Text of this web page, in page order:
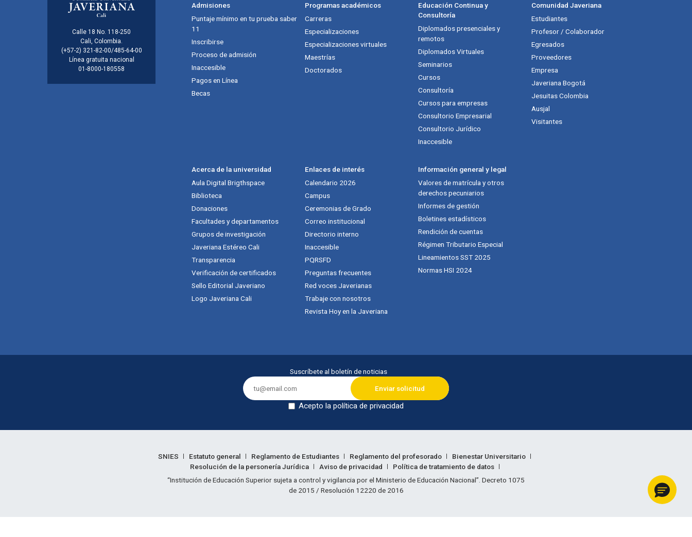
Información de la institución
Calle 18 No. 118-250
Cali, Colombia.
(+57-2) 321-82-00/485-64-00
Línea gratuita nacional
01-8000-180558
Admisiones
Puntaje mínimo en tu prueba saber
11
Inscribirse
Proceso de admisión
Inaccesible
Pagos en Línea
Becas
Programas académicos
Carreras
Especializaciones
Especializaciones virtuales
Maestrías
Doctorados
Educación Continua y
Consultoría
Diplomados presenciales y
remotos
Diplomados Virtuales
Seminarios
Cursos
Consultoría
Cursos para empresas
Consultorio Empresarial
Consultorio Jurídico
Inaccesible
Comunidad Javeriana
Estudiantes
Profesor / Colaborador
Egresados
Proveedores
Empresa
Javeriana Bogotá
Jesuitas Colombia
Ausjal
Visitantes
Acerca de la universidad
Aula Digital Brigthspace
Biblioteca
Donaciones
Facultades y departamentos
Grupos de investigación
Javeriana Estéreo Cali
Transparencia
Verificación de certificados
Sello Editorial Javeriano
Logo Javeriana Cali
Enlaces de interés
Calendario 2026
Campus
Ceremonias de Grado
Correo institucional
Directorio interno
Inaccesible
PQRSFD
Preguntas frecuentes
Red voces Javerianas
Trabaje con nosotros
Revista Hoy en la Javeriana
Información general y legal
Valores de matrícula y otros
derechos pecuniarios
Informes de gestión
Boletines estadísticos
Rendición de cuentas
Régimen Tributario Especial
Lineamientos SST 2025
Normas HSI 2024
Suscríbete al boletín de noticias
Acepto la política de privacidad
Enlaces legales
SNIES Estatuto general Reglamento de Estudiantes Reglamento del profesorado
Bienestar Universitario
Resolución de la personería Jurídica
Aviso de privacidad Política de tratamiento de datos
Información legal
“Institución de Educación Superior sujeta a control y vigilancia por el Ministerio de Educación Nacional”. Decreto 1075
de 2015 / Resolución 12220 de 2016